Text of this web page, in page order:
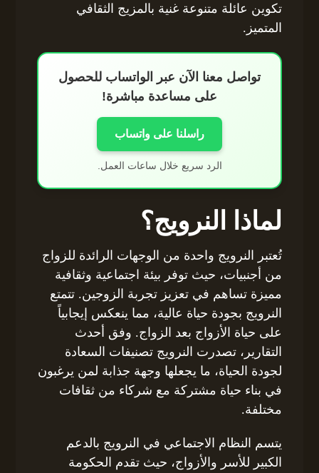
تكوين عائلة متنوعة غنية بالمزيج الثقافي
المتميز.
تواصل معنا الآن عبر الواتساب للحصول
على مساعدة مباشرة!
راسلنا على واتساب
الرد سريع خلال ساعات العمل.
لماذا النرويج؟
تُعتبر النرويج واحدة من الوجهات الرائدة للزواج
من أجنبيات، حيث توفر بيئة اجتماعية وثقافية
مميزة تساهم في تعزيز تجربة الزوجين. تتمتع
النرويج بجودة حياة عالية، مما ينعكس إيجابياً
على حياة الأزواج بعد الزواج. وفق أحدث
التقارير، تصدرت النرويج تصنيفات السعادة
لجودة الحياة، ما يجعلها وجهة جذابة لمن يرغبون
في بناء حياة مشتركة مع شركاء من ثقافات
مختلفة.
يتسم النظام الاجتماعي في النرويج بالدعم
الكبير للأسر والأزواج، حيث تقدم الحكومة